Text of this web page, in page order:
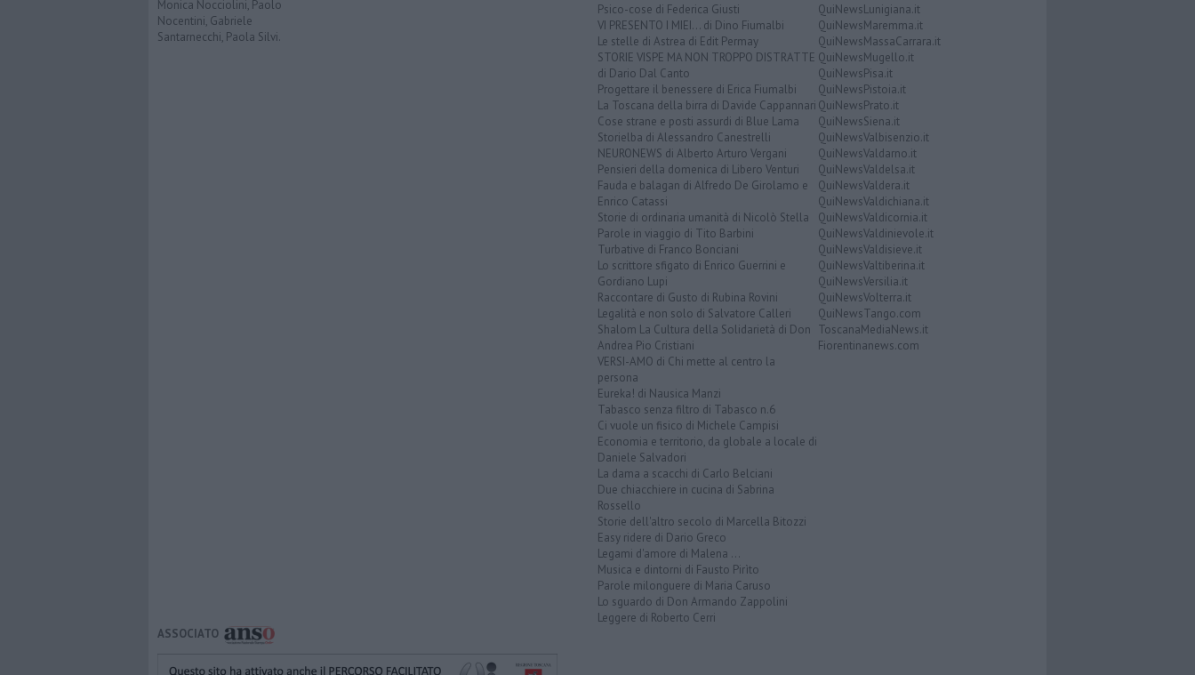
Monica Nocciolini, Paolo
Nocentini, Gabriele
Santarnecchi, Paola Silvi.
Psico-cose di Federica Giusti
VI PRESENTO I MIEI... di Dino Fiumalbi
Le stelle di Astrea di Edit Permay
STORIE VISPE MA NON TROPPO DISTRATTE
di Dario Dal Canto
Progettare il benessere di Erica Fiumalbi
La Toscana della birra di Davide Cappannari
Cose strane e posti assurdi di Blue Lama
Storielba di Alessandro Canestrelli
NEURONEWS di Alberto Arturo Vergani
Pensieri della domenica di Libero Venturi
Fauda e balagan di Alfredo De Girolamo e
Enrico Catassi
Storie di ordinaria umanità di Nicolò Stella
Parole in viaggio di Tito Barbini
Turbative di Franco Bonciani
Lo scrittore sfigato di Enrico Guerrini e
Gordiano Lupi
Raccontare di Gusto di Rubina Rovini
Legalità e non solo di Salvatore Calleri
Shalom La Cultura della Solidarietà di Don
Andrea Pio Cristiani
VERSI-AMO di Chi mette al centro la
persona
Eureka! di Nausica Manzi
Tabasco senza filtro di Tabasco n.6
Ci vuole un fisico di Michele Campisi
Economia e territorio, da globale a locale di
Daniele Salvadori
La dama a scacchi di Carlo Belciani
Due chiacchiere in cucina di Sabrina
Rossello
Storie dell'altro secolo di Marcella Bitozzi
Easy ridere di Dario Greco
Legami d'amore di Malena ...
Musica e dintorni di Fausto Pirìto
Parole milonguere di Maria Caruso
Lo sguardo di Don Armando Zappolini
Leggere di Roberto Cerri
QuiNewsLunigiana.it
QuiNewsMaremma.it
QuiNewsMassaCarrara.it
QuiNewsMugello.it
QuiNewsPisa.it
QuiNewsPistoia.it
QuiNewsPrato.it
QuiNewsSiena.it
QuiNewsValbisenzio.it
QuiNewsValdarno.it
QuiNewsValdelsa.it
QuiNewsValdera.it
QuiNewsValdichiana.it
QuiNewsValdicornia.it
QuiNewsValdinievole.it
QuiNewsValdisieve.it
QuiNewsValtiberina.it
QuiNewsVersilia.it
QuiNewsVolterra.it
QuiNewsTango.com
ToscanaMediaNews.it
Fiorentinanews.com
ASSOCIATO